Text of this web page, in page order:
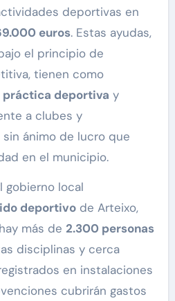
deportivas en
euros. Estas ayudas,
el principio de
tienen como
práctica deportiva y
a clubes y
ánimo de lucro que
en el municipio.
gobierno local
deportivode Arteixo,
más de 2.300 personas
disciplinas y cerca
en instalaciones
cubrirán gastos